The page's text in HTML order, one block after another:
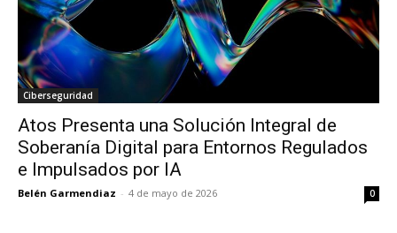
Ciberseguridad
Atos Presenta una Solución Integral de
Soberanía Digital para Entornos Regulados
e Impulsados por IA
Belén Garmendiaz - 4 de mayo de 2026 0